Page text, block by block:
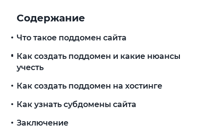
Содержание
Что такое поддомен сайта
Как создать поддомен и какие нюансы
учесть
Как создать поддомен на хостинге
Как узнать субдомены сайта
Заключение